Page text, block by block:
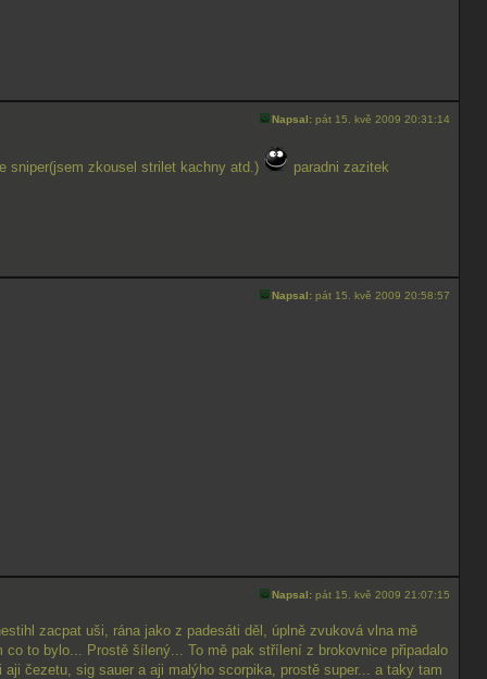
Napsal: pát 15. kvě 2009 20:31:14
sniper(jsem zkousel strilet kachny atd.)
paradni zazitek
Napsal: pát 15. kvě 2009 20:58:57
Napsal: pát 15. kvě 2009 21:07:15
zacpat uši, rána jako z padesáti děl, úplně zvuková vlna mě
to bylo... Prostě šílený... To mě pak střílení z brokovnice připadalo
čezetu, sig sauer a aji malýho scorpika, prostě super... a taky tam